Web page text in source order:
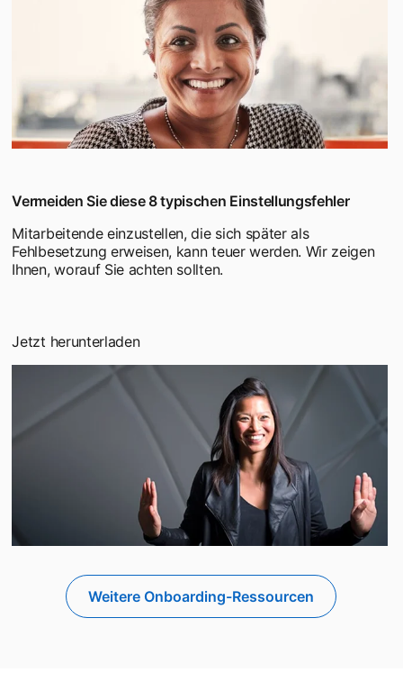
Vermeiden Sie diese 8 typischen Einstellungsfehler
Mitarbeitende einzustellen, die sich später als
Fehlbesetzung erweisen, kann teuer werden. Wir zeigen
Ihnen, worauf Sie achten sollten.
Jetzt herunterladen
Weitere Onboarding-Ressourcen